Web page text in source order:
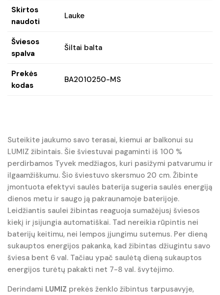
Skirtos
naudoti
Lauke
Šviesos
spalva
Šiltai balta
Prekės
kodas
BA2010250-MS
Suteikite jaukumo savo terasai, kiemui ar balkonui su
LUMIZ žibintais. Šie šviestuvai pagaminti iš 100 %
perdirbamos Tyvek medžiagos, kuri pasižymi patvarumu ir
ilgaamžiškumu. Šio šviestuvo skersmuo 20 cm. Žibinte
įmontuota efektyvi saulės baterija sugeria saulės energiją
dienos metu ir saugo ją pakraunamoje baterijoje.
Leidžiantis saulei žibintas reaguoja sumažėjusį šviesos
kiekį ir įsijungia automatiškai. Tad nereikia rūpintis nei
baterijų keitimu, nei lempos įjungimu sutemus. Per dieną
sukauptos energijos pakanka, kad žibintas džiugintu savo
šviesa bent 6 val. Tačiau ypač saulėtą dieną sukauptos
energijos turėtų pakakti net 7-8 val. švytėjimo.
Derindami LUMIZ prekės ženklo žibintus tarpusavyje,